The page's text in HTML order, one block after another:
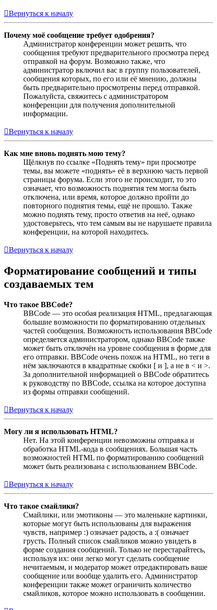
Вернуться к началу
Почему моё сообщение требует одобрения?
Администратор конференции может решить, что
сообщения требуют предварительного просмотра перед
отправкой на форум. Возможно также, что
администратор включил вас в группу пользователей,
сообщения которых, по его или её мнению, должны
быть предварительно просмотрены перед отправкой.
Пожалуйста, свяжитесь с администратором
конференции для получения дополнительной
информации.
Вернуться к началу
Как мне вновь поднять мою тему?
Щёлкнув по ссылке «Поднять тему» при просмотре
темы, вы можете «поднять» её в верхнюю часть первой
страницы форума. Если этого не происходит, то это
означает, что возможность поднятия тем могла быть
отключена, или время, которое должно пройти до
повторного поднятия темы, ещё не прошло. Также
можно поднять тему, просто ответив на неё, однако
удостоверьтесь, что тем самым вы не нарушаете правила
конференции, на которой находитесь.
Вернуться к началу
Форматирование сообщений и типы
создаваемых тем
Что такое BBCode?
BBCode — это особая реализация HTML, предлагающая
большие возможности по форматированию отдельных
частей сообщения. Возможность использования BBCode
определяется администратором, однако BBCode также
может быть отключён на уровне сообщения в форме для
его отправки. BBCode очень похож на HTML, но теги в
нём заключаются в квадратные скобки [ и ], а не в < и >.
За дополнительной информацией о BBCode обратитесь
к руководству по BBCode, ссылка на которое доступна
из формы отправки сообщений.
Вернуться к началу
Могу ли я использовать HTML?
Нет. На этой конференции невозможны отправка и
обработка HTML-кода в сообщениях. Большая часть
возможностей HTML по форматированию сообщений
может быть реализована с использованием BBCode.
Вернуться к началу
Что такое смайлики?
Смайлики, или эмотиконы — это маленькие картинки,
которые могут быть использованы для выражения
чувств, например :) означает радость, а :( означает
грусть. Полный список смайликов можно увидеть в
форме создания сообщений. Только не перестарайтесь,
используя их: они легко могут сделать сообщение
нечитаемым, и модератор может отредактировать ваше
сообщение или вообще удалить его. Администратор
конференции также может ограничить количество
смайликов, которое можно использовать в сообщении.